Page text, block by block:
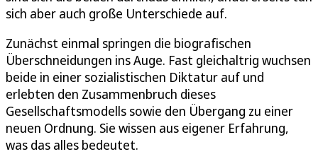
sich aber auch große Unterschiede auf.
Zunächst einmal springen die biografischen
Überschneidungen ins Auge. Fast gleichaltrig wuchsen
beide in einer sozialistischen Diktatur auf und
erlebten den Zusammenbruch dieses
Gesellschaftsmodells sowie den Übergang zu einer
neuen Ordnung. Sie wissen aus eigener Erfahrung,
was das alles bedeutet.